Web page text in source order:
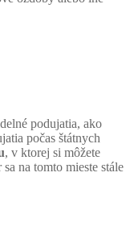
podujatia, ako
počas štátnych
, v ktorej si môžete
na tomto mieste stále